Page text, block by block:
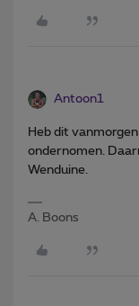
Antoon1
Heb dit
ondernomen.
Wenduine.
A. Boons